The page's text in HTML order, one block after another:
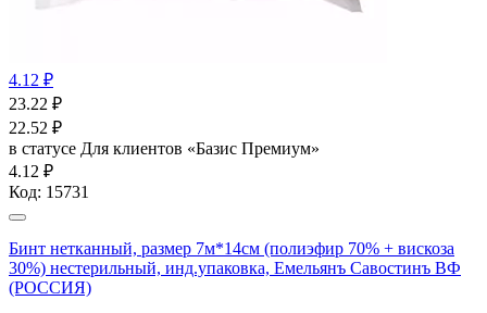
4.12 ₽
23.22 ₽
22.52 ₽
в статусе Для клиентов «Базис Премиум»
4.12 ₽
Код: 15731
Бинт нетканный, размер 7м*14см (полиэфир 70% + вискоза
30%) нестерильный, инд.упаковка, Емельянъ Савостинъ ВФ
(РОССИЯ)